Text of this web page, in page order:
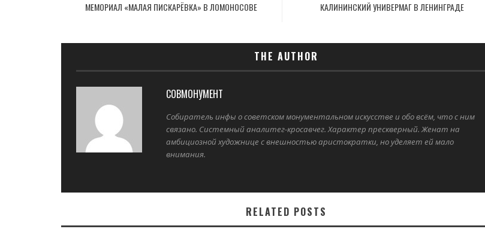
МЕМОРИАЛ «МАЛАЯ ПИСКАРЁВКА» В ЛОМОНОСОВЕ КАЛИНИНСКИЙ УНИВЕРМАГ В ЛЕНИНГРАДЕ
THE AUTHOR
СОВМОНУМЕНТ
Собиратель инфы о советском монументальном искусстве и обо всём, что с ним
связано. Системный аналитег-кросавчег. Характер прескверный. Женат на
амбициозной художнице с внешностью аристократки, но уделяет ей мало
внимания.
RELATED POSTS